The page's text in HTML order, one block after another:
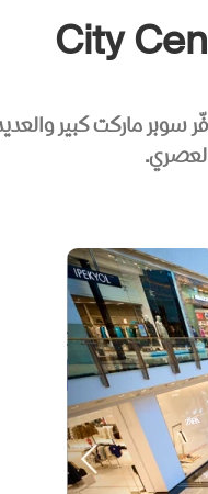
سوبر ماركت كبير